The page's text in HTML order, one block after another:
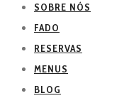
SOBRE NÓS
FADO
RESERVAS
MENUS
BLOG